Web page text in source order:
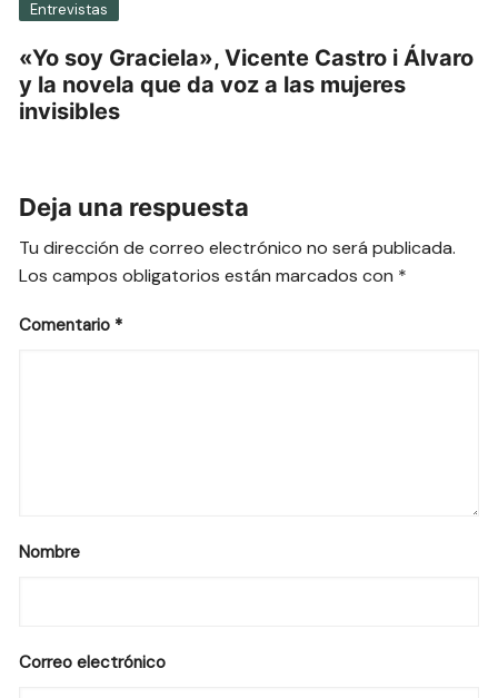
Entrevistas
«Yo soy Graciela», Vicente Castro i Álvaro
y la novela que da voz a las mujeres
invisibles
Deja una respuesta
Tu dirección de correo electrónico no será publicada.
Los campos obligatorios están marcados con *
Comentario *
Nombre
Correo electrónico